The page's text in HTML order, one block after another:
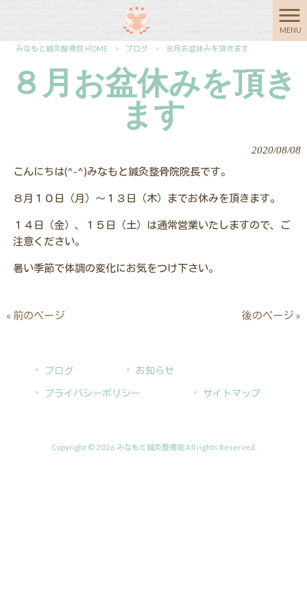
MENU
みなもと鍼灸整骨院 HOME > ブログ > ８月お盆休みを頂きます
８月お盆休みを頂き
ます
2020/08/08
こんにちは(^-^)みなもと鍼灸整骨院院長です。
８月１０日（月）～１３日（木）までお休みを頂きます。
１４日（金）、１５日（土）は通常営業いたしますので、ご
注意ください。
暑い季節で体調の変化にお気をつけ下さい。
« 前のページ 後のページ »
ブログ
お知らせ
プライバシーポリシー
サイトマップ
Copyright © 2026 みなもと鍼灸整骨院 All rights Reserved.